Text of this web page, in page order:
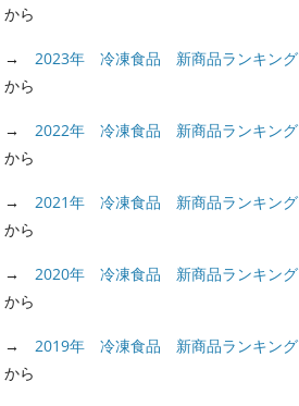
から
→ 2023年 冷凍食品 新商品ランキング
から
→ 2022年 冷凍食品 新商品ランキング
から
→ 2021年 冷凍食品 新商品ランキング
から
→ 2020年 冷凍食品 新商品ランキング
から
→ 2019年 冷凍食品 新商品ランキング
から